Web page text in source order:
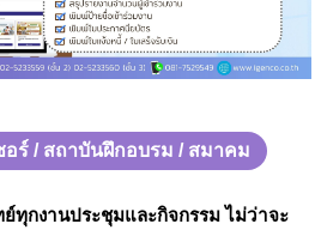
อร์ / สถาบันฝึกอบรม / สมาคม
ทุกงานประชุมและกิจกรรม ไม่ว่าจะ